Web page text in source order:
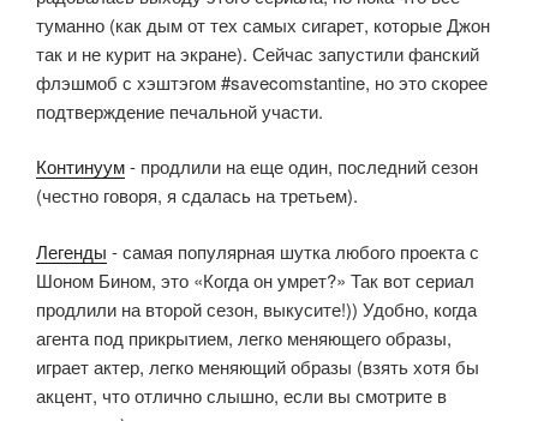
туманно (как дым от тех самых сигарет, которые Джон
так и не курит на экране). Сейчас запустили фанский
флэшмоб с хэштэгом #savecomstantine, но это скорее
подтверждение печальной участи.
Континуум- продлили на еще один, последний сезон
(честно говоря, я сдалась на третьем).
Легенды - самая популярная шутка любого проекта с
Шоном Бином, это «Когда он умрет?» Так вот сериал
продлили на второй сезон, выкусите!)) Удобно, когда
агента под прикрытием, легко меняющего образы,
играет актер, легко меняющий образы (взять хотя бы
акцент, что отлично слышно, если вы смотрите в